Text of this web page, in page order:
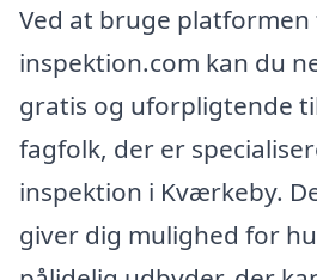
Ved at bruge platformen
inspektion.com kan du
gratis og uforpligtende
fagfolk, der er
inspektion i Kværkeby.
giver dig mulighed for